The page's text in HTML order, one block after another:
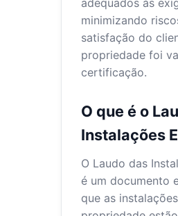
adequados às
minimizando
satisfação do
propriedade foi
certificação.
O que é o
Instalações
O Laudo das
é um documento
que as